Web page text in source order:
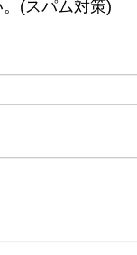
(スパム対策)